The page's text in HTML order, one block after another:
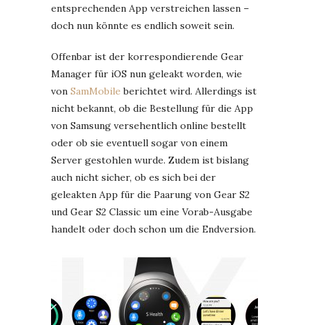
entsprechenden App verstreichen lassen –
doch nun könnte es endlich soweit sein.
Offenbar ist der korrespondierende Gear
Manager für iOS nun geleakt worden, wie
von SamMobile berichtet wird. Allerdings ist
nicht bekannt, ob die Bestellung für die App
von Samsung versehentlich online bestellt
oder ob sie eventuell sogar von einem
Server gestohlen wurde. Zudem ist bislang
auch nicht sicher, ob es sich bei der
geleakten App für die Paarung von Gear S2
und Gear S2 Classic um eine Vorab-Ausgabe
handelt oder doch schon um die Endversion.